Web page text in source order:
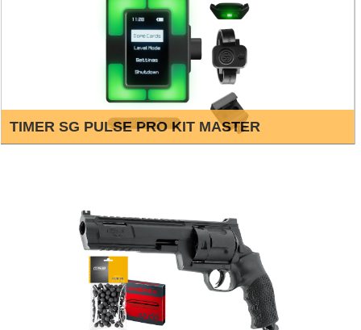
TIMER SG PULSE PRO KIT MASTER